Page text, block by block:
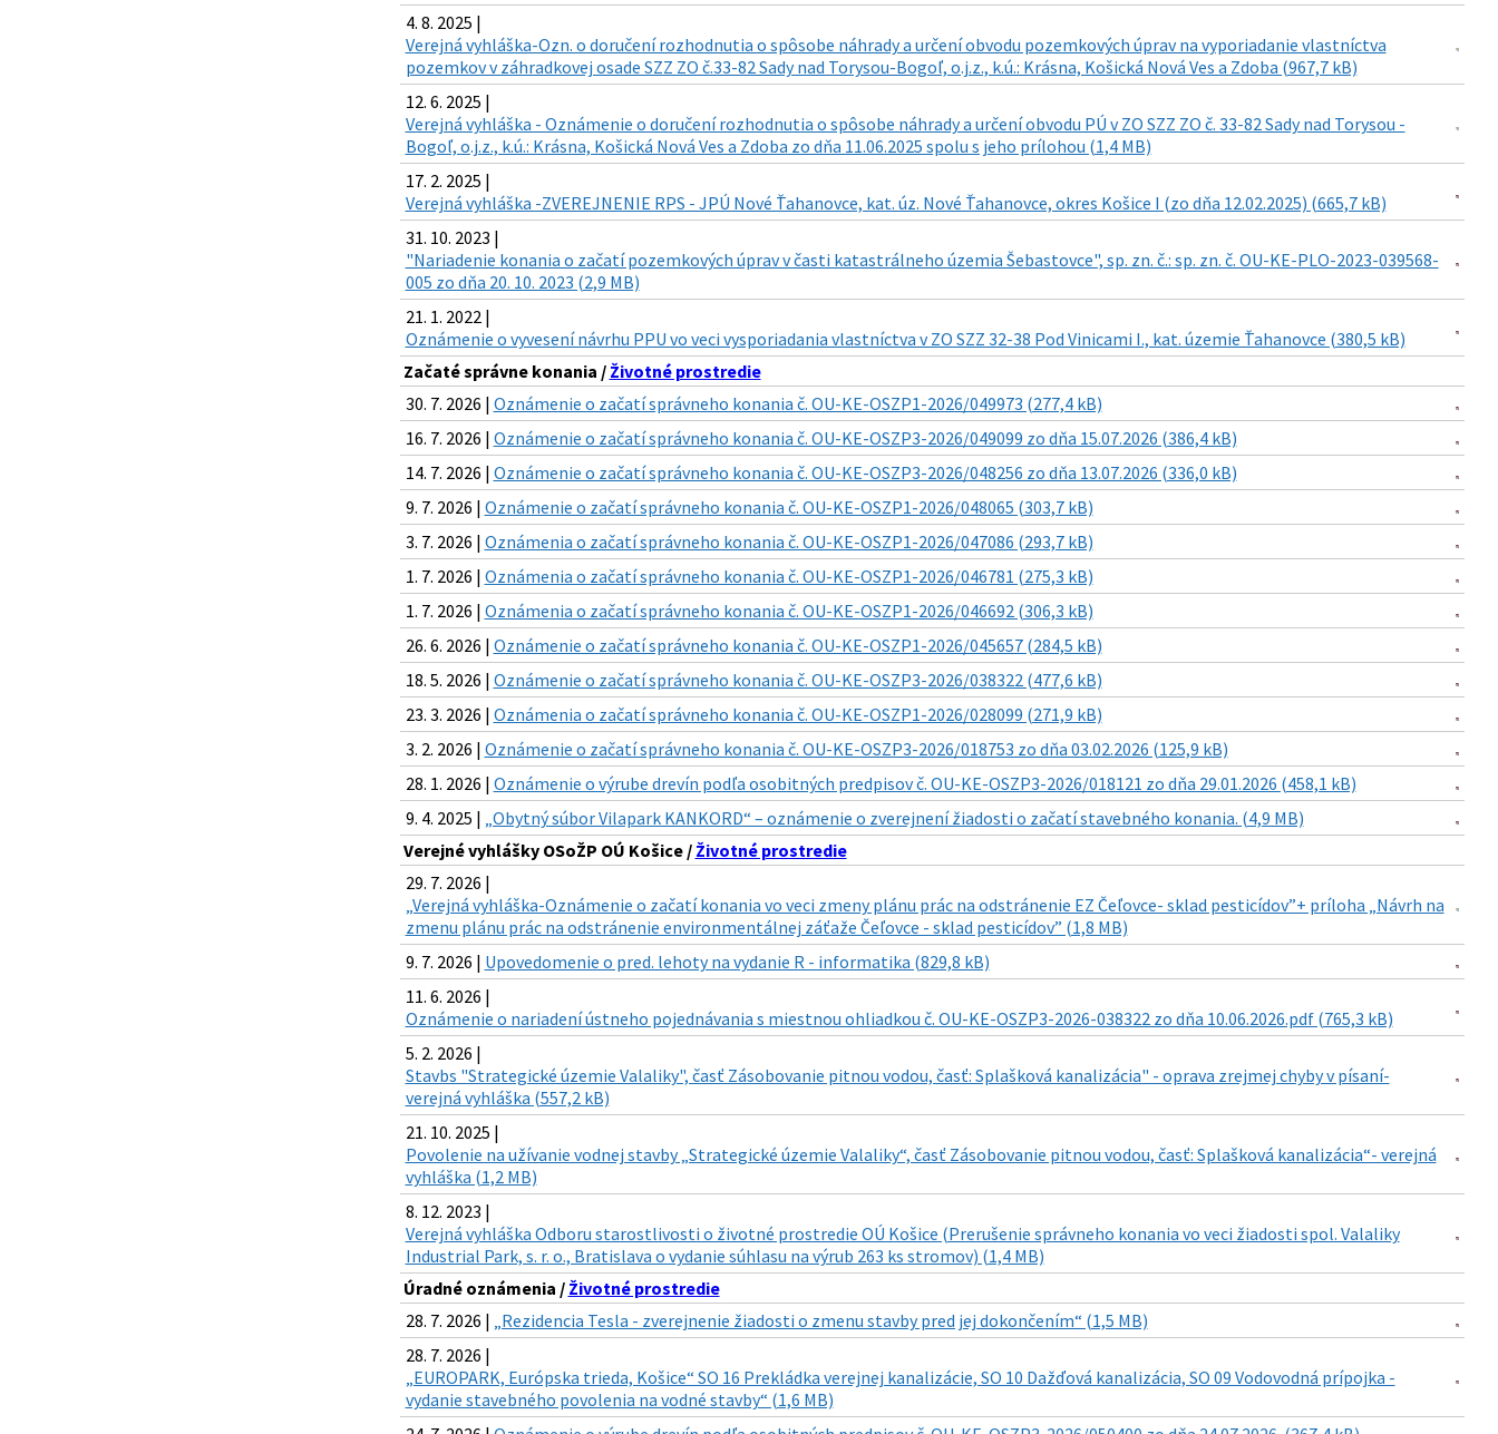
4. 8. 2025 |
Verejná vyhláška-Ozn. o doručení rozhodnutia o spôsobe náhrady a určení obvodu pozemkových úprav na vyporiadanie vlastníctva
pozemkov v záhradkovej osade SZZ ZO č.33-82 Sady nad Torysou-Bogoľ, o.j.z., k.ú.: Krásna, Košická Nová Ves a Zdoba (967,7 kB)
12. 6. 2025 |
Verejná vyhláška - Oznámenie o doručení rozhodnutia o spôsobe náhrady a určení obvodu PÚ v ZO SZZ ZO č. 33-82 Sady nad Torysou -
Bogoľ, o.j.z., k.ú.: Krásna, Košická Nová Ves a Zdoba zo dňa 11.06.2025 spolu s jeho prílohou (1,4 MB)
17. 2. 2025 |
Verejná vyhláška -ZVEREJNENIE RPS - JPÚ Nové Ťahanovce, kat. úz. Nové Ťahanovce, okres Košice I (zo dňa 12.02.2025) (665,7 kB)
31. 10. 2023 |
"Nariadenie konania o začatí pozemkových úprav v časti katastrálneho územia Šebastovce", sp. zn. č.: sp. zn. č. OU-KE-PLO-2023-039568-
005 zo dňa 20. 10. 2023 (2,9 MB)
21. 1. 2022 |
Oznámenie o vyvesení návrhu PPU vo veci vysporiadania vlastníctva v ZO SZZ 32-38 Pod Vinicami I., kat. územie Ťahanovce (380,5 kB)
Začaté správne konania / Životné prostredie
30. 7. 2026 | Oznámenie o začatí správneho konania č. OU-KE-OSZP1-2026/049973 (277,4 kB)
16. 7. 2026 | Oznámenie o začatí správneho konania č. OU-KE-OSZP3-2026/049099 zo dňa 15.07.2026 (386,4 kB)
14. 7. 2026 | Oznámenie o začatí správneho konania č. OU-KE-OSZP3-2026/048256 zo dňa 13.07.2026 (336,0 kB)
9. 7. 2026 | Oznámenie o začatí správneho konania č. OU-KE-OSZP1-2026/048065 (303,7 kB)
3. 7. 2026 | Oznámenia o začatí správneho konania č. OU-KE-OSZP1-2026/047086 (293,7 kB)
1. 7. 2026 | Oznámenia o začatí správneho konania č. OU-KE-OSZP1-2026/046781 (275,3 kB)
1. 7. 2026 | Oznámenia o začatí správneho konania č. OU-KE-OSZP1-2026/046692 (306,3 kB)
26. 6. 2026 | Oznámenie o začatí správneho konania č. OU-KE-OSZP1-2026/045657 (284,5 kB)
18. 5. 2026 | Oznámenie o začatí správneho konania č. OU-KE-OSZP3-2026/038322 (477,6 kB)
23. 3. 2026 | Oznámenia o začatí správneho konania č. OU-KE-OSZP1-2026/028099 (271,9 kB)
3. 2. 2026 | Oznámenie o začatí správneho konania č. OU-KE-OSZP3-2026/018753 zo dňa 03.02.2026 (125,9 kB)
28. 1. 2026 | Oznámenie o výrube drevín podľa osobitných predpisov č. OU-KE-OSZP3-2026/018121 zo dňa 29.01.2026 (458,1 kB)
9. 4. 2025 | „Obytný súbor Vilapark KANKORD“ – oznámenie o zverejnení žiadosti o začatí stavebného konania. (4,9 MB)
Verejné vyhlášky OSoŽP OÚ Košice / Životné prostredie
29. 7. 2026 |
„Verejná vyhláška-Oznámenie o začatí konania vo veci zmeny plánu prác na odstránenie EZ Čeľovce- sklad pesticídov”+ príloha „Návrh na
zmenu plánu prác na odstránenie environmentálnej záťaže Čeľovce - sklad pesticídov” (1,8 MB)
9. 7. 2026 | Upovedomenie o pred. lehoty na vydanie R - informatika (829,8 kB)
11. 6. 2026 |
Oznámenie o nariadení ústneho pojednávania s miestnou ohliadkou č. OU-KE-OSZP3-2026-038322 zo dňa 10.06.2026.pdf (765,3 kB)
5. 2. 2026 |
Stavbs "Strategické územie Valaliky", časť Zásobovanie pitnou vodou, časť: Splašková kanalizácia" - oprava zrejmej chyby v písaní-
verejná vyhláška (557,2 kB)
21. 10. 2025 |
Povolenie na užívanie vodnej stavby „Strategické územie Valaliky“, časť Zásobovanie pitnou vodou, časť: Splašková kanalizácia“- verejná
vyhláška (1,2 MB)
8. 12. 2023 |
Verejná vyhláška Odboru starostlivosti o životné prostredie OÚ Košice (Prerušenie správneho konania vo veci žiadosti spol. Valaliky
Industrial Park, s. r. o., Bratislava o vydanie súhlasu na výrub 263 ks stromov) (1,4 MB)
Úradné oznámenia / Životné prostredie
28. 7. 2026 | „Rezidencia Tesla - zverejnenie žiadosti o zmenu stavby pred jej dokončením“ (1,5 MB)
28. 7. 2026 |
„EUROPARK, Európska trieda, Košice“ SO 16 Prekládka verejnej kanalizácie, SO 10 Dažďová kanalizácia, SO 09 Vodovodná prípojka -
vydanie stavebného povolenia na vodné stavby“ (1,6 MB)